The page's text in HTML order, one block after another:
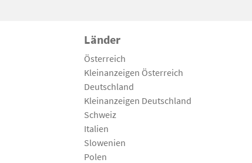
Länder
Österreich
Kleinanzeigen Österreich
Deutschland
Kleinanzeigen Deutschland
Schweiz
Italien
Slowenien
Polen